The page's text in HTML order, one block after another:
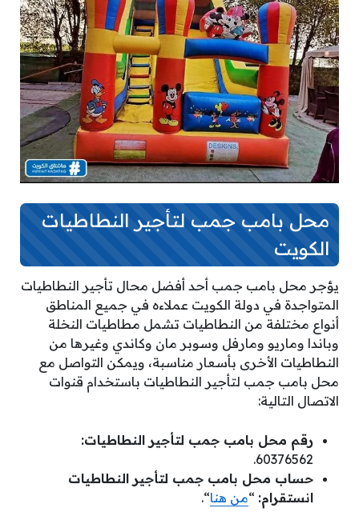
محل بامب جمب لتأجير النطاطيات
الكويت
يؤجر محل بامب جمب أحد أفضل محال تأجير النطاطيات
المتواجدة في دولة الكويت عملاءه في جميع المناطق
أنواع مختلفة من النطاطيات تشمل مطاطيات النخلة
وباندا وماريو ومارفل وسوبر مان وكاندي وغيرها من
النطاطيات الأخرى بأسعار مناسبة، ويمكن التواصل مع
محل بامب جمب لتأجير النطاطيات باستخدام قنوات
الاتصال التالية:
رقم محل بامب جمب لتأجير النطاطيات:
60376562.
حساب محل بامب جمب لتأجير النطاطيات
انستقرام: “من هنا“.